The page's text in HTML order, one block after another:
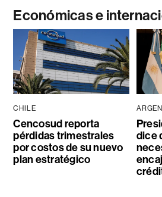
Económicas e
CHILE
Cencosud reporta
pérdidas trimestrales
por costos de su nuevo
plan estratégico
dice